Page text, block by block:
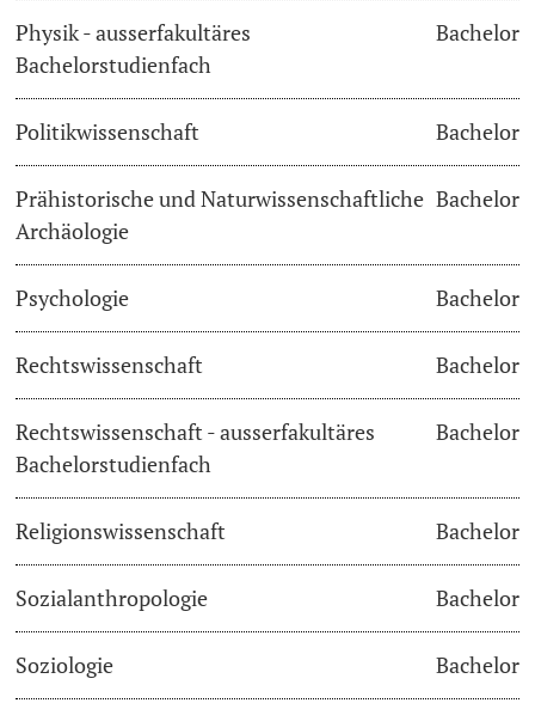
Physik - ausserfakultäres
Bachelorstudienfach
Bachelor
Politikwissenschaft Bachelor
Prähistorische und Naturwissenschaftliche
Archäologie
Bachelor
Psychologie Bachelor
Rechtswissenschaft Bachelor
Rechtswissenschaft - ausserfakultäres
Bachelorstudienfach
Bachelor
Religionswissenschaft Bachelor
Sozialanthropologie Bachelor
Soziologie Bachelor